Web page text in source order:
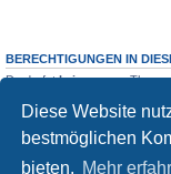
Diese Website
bestmöglichen
bieten. Mehr
BERECHTIGUNGEN IN
Du darfstkeineneuen
Du darfst deine Beiträge in
Du darfst keineDateianhänge